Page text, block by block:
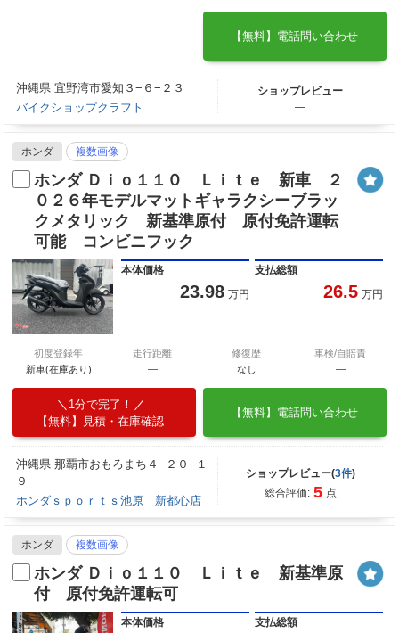
【無料】電話問い合わせ
沖縄県 宜野湾市愛知３−６−２３
バイクショップクラフト
ショップレビュー
―
ホンダ 複数画像
ホンダ Ｄｉｏ１１０ Ｌｉｔｅ 新車 ２
０２６年モデルマットギャラクシーブラッ
クメタリック 新基準原付 原付免許運転
可能 コンビニフック
本体価格
23.98 万円
支払総額
26.5 万円
初度登録年
新車(在庫あり)
走行距離
―
修復歴
なし
車検/自賠責
―
1分で完了！
【無料】見積・在庫確認
【無料】電話問い合わせ
沖縄県 那覇市おもろまち４−２０−１
９
ホンダｓｐｏｒｔｓ池原 新都心店
ショップレビュー(3件)
総合評価: 5 点
ホンダ 複数画像
ホンダ Ｄｉｏ１１０ Ｌｉｔｅ 新基準原
付 原付免許運転可
本体価格 支払総額